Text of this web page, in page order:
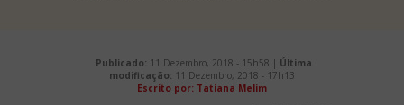
Publicado: 11 Dezembro, 2018 - 15h58 | Última
modificação: 11 Dezembro, 2018 - 17h13
Escrito por: Tatiana Melim